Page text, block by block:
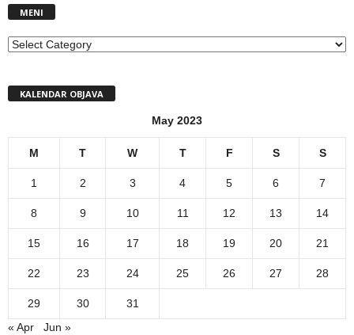
MENI
MENI
KALENDAR OBJAVA
May 2023
M T W T F S S
1 2 3 4 5 6 7
8 9 10 11 12 13 14
15 16 17 18 19 20 21
22 23 24 25 26 27 28
29 30
31
« Apr
Jun »